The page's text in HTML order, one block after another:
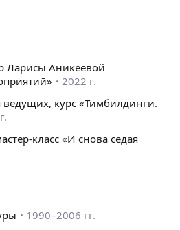
сплав лёгкости,
настроения,
душевности, доброго юмора
Вашего идеального
с людьми
язык с людьми разных
себя на место другого
отношение к другим
Ларисы Аникеевой
2022 г.
курс «Тимбилдинги.
класс «И снова седая
1990–2006 гг.